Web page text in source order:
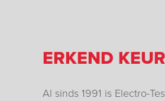
ERKEND
Al sinds 1991 is Electro-